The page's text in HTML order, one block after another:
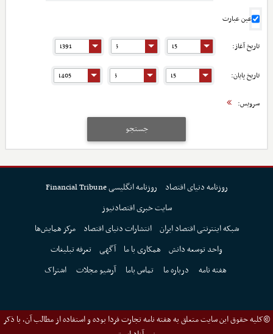
عین عبارت
تاریخ آغاز:
تاریخ پایان:
سرویس:
جستجو
روزنامه دنیای اقتصاد
روزنامه انگلیسی Financial Tribune
سایت خبری اقتصادنیوز
شبکه اینترنتی اقتصاد ایران انتشارات دنیای اقتصاد
مرکز همایش‌ها
واحد توسعه دانش همکاری با ما آگهی تعرفه تبلیغات
هفته نامه
درباره ما تماس باما آرشیو مجلات اشتراک
©کلیه حقوق این سایت متعلق به هفته نامه تجارت فردا بوده و استفاده از مطالب آن، با ذکر